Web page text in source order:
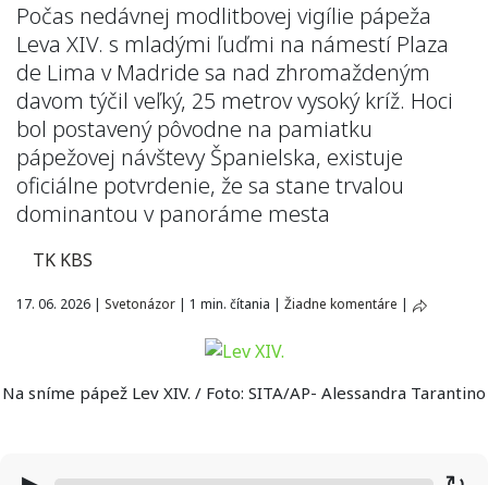
Počas nedávnej modlitbovej vigílie pápeža
Leva XIV. s mladými ľuďmi na námestí Plaza
de Lima v Madride sa nad zhromaždeným
davom týčil veľký, 25 metrov vysoký kríž. Hoci
bol postavený pôvodne na pamiatku
pápežovej návštevy Španielska, existuje
oficiálne potvrdenie, že sa stane trvalou
dominantou v panoráme mesta
TK KBS
17. 06. 2026 | Svetonázor | 1 min. čítania | Žiadne komentáre |
Na sníme pápež Lev XIV. / Foto: SITA/AP- Alessandra Tarantino